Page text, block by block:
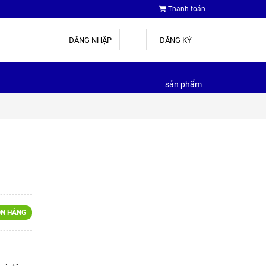
Thanh toán
ĐĂNG NHẬP ĐĂNG KÝ
sản phẩm
HÀNG